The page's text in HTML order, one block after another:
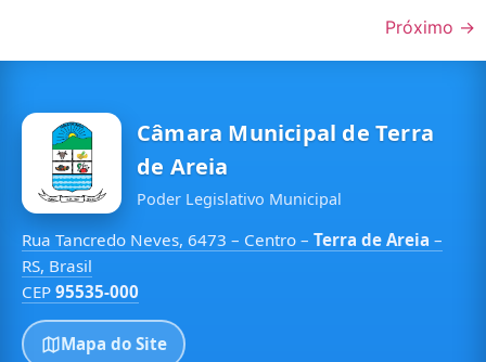
Próximo →
Câmara Municipal de Terra
de Areia
Poder Legislativo Municipal
Rua Tancredo Neves, 6473 – Centro – Terra de Areia –
RS, Brasil
CEP 95535-000
Mapa do Site